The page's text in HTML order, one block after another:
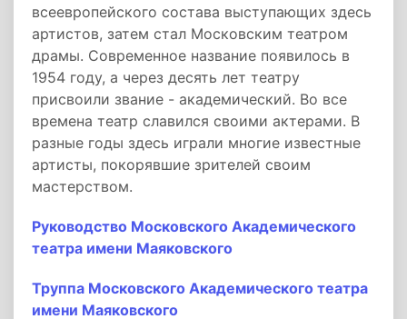
всеевропейского состава выступающих здесь
артистов, затем стал Московским театром
драмы. Современное название появилось в
1954 году, а через десять лет театру
присвоили звание - академический. Во все
времена театр славился своими актерами. В
разные годы здесь играли многие известные
артисты, покорявшие зрителей своим
мастерством.
Руководство Московского Академического
театра имени Маяковского
Труппа Московского Академического театра
имени Маяковского